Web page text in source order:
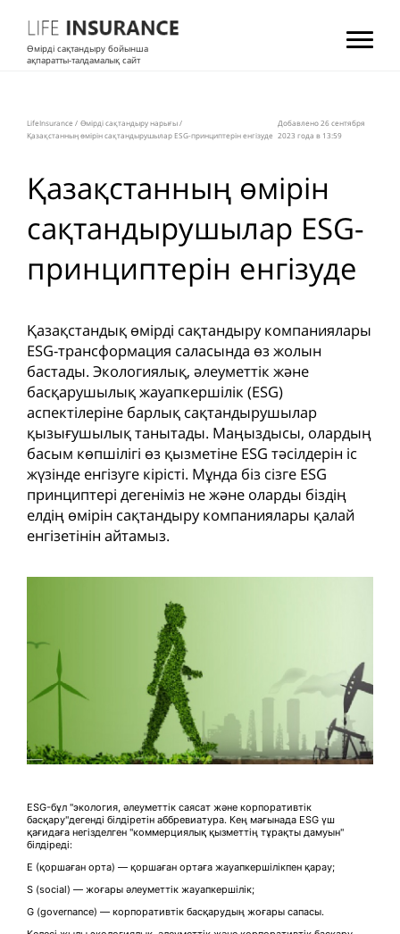
Өмірді сақтандыру бойынша
ақпаратты-талдамалық сайт
LifeInsurance / Өмірді сақтандыру нарығы/
Қазақстанның өмірін сақтандырушылар ESG-принциптерін енгізуде
Добавлено 26 сентября
2023 года в 13:59
Қазақстанның өмірін
сақтандырушылар ESG-
принциптерін енгізуде
Қазақстандық өмірді сақтандыру компаниялары
ESG-трансформация саласында өз жолын
бастады. Экологиялық, әлеуметтік және
басқарушылық жауапкершілік (ESG)
аспектілеріне барлық сақтандырушылар
қызығушылық танытады. Маңыздысы, олардың
басым көпшілігі өз қызметіне ESG тәсілдерін іс
жүзінде енгізуге кірісті. Мұнда біз сізге ESG
принциптері дегеніміз не және оларды біздің
елдің өмірін сақтандыру компаниялары қалай
енгізетінін айтамыз.
ESG-бұл "экология, әлеуметтік саясат және корпоративтік
басқару"дегенді білдіретін аббревиатура. Кең мағынада ESG үш
қағидаға негізделген "коммерциялық қызметтің тұрақты дамуын"
білдіреді:
E (қоршаған орта) — қоршаған ортаға жауапкершілікпен қарау;
S (social) — жоғары әлеуметтік жауапкершілік;
G (governance) — корпоративтік басқарудың жоғары сапасы.